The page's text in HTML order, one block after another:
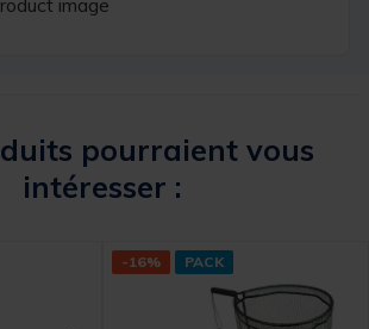
pourraient vous
intéresser :
-16% PACK